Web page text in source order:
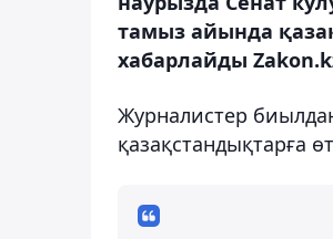
тамыз айында
хабарлайды
Журналистер
қазақстандықтарға